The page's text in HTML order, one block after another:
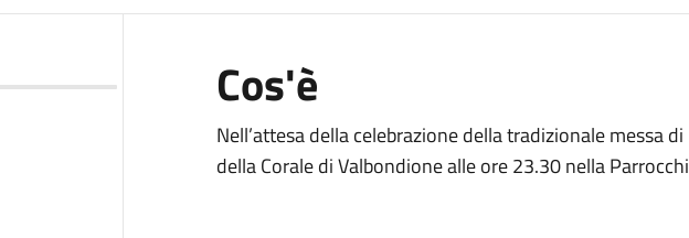
Cos'è
Nell’attesa della celebrazione della tradizionale messa
della Corale di Valbondione alle ore 23.30 nella